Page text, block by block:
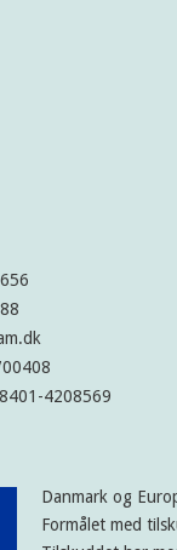
8401-4208569
Danmark og
Formålet med